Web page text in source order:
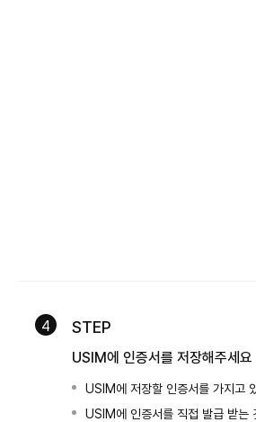
4 STEP
USIM에 인증서를 저장해주세요
USIM에 저장할 인증서를 가지고
USIM에 인증서를 직접 발급 받는